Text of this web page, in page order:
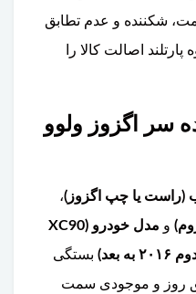
شکننده و عدم تطابق
اصالت کالا را
سر اگزوز ولوو
یا چپ اگزوز)،
و
مدل خودرو (XC90
بستگی
روز و موجودی سمت